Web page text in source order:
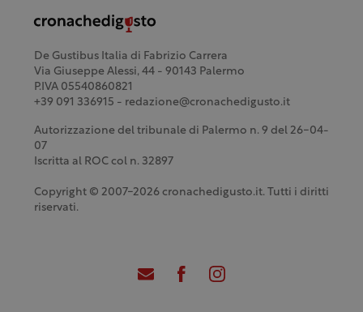
De Gustibus Italia di Fabrizio Carrera
Via Giuseppe Alessi, 44 - 90143 Palermo
P.IVA 05540860821
+39 091 336915 - redazione@cronachedigusto.it
Autorizzazione del tribunale di Palermo n. 9 del 26-04-
07
Iscritta al ROC col n. 32897
Copyright © 2007-2026 cronachedigusto.it. Tutti i diritti
riservati.